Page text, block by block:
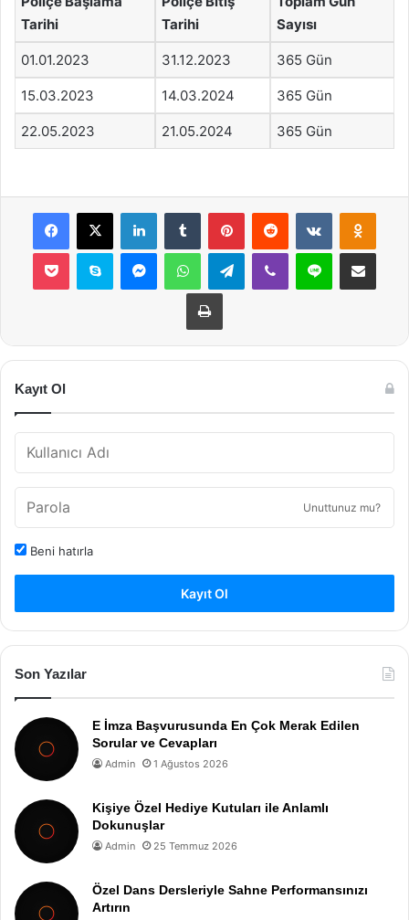
Tarihi
Tarihi
Sayısı
01.01.2023 31.12.2023 365 Gün
15.03.2023 14.03.2024 365 Gün
22.05.2023 21.05.2024 365 Gün
Facebook
X LinkedInTumblr PinterestReddit VKontakte
Pocket Skype MessengerWhatsAppTelegramViber Line E-Posta ile
Yazdır
Kayıt Ol
Unuttunuz mu?
Beni hatırla
Kayıt Ol
Son Yazılar
E İmza Başvurusunda En Çok Merak Edilen
Sorular ve Cevapları
Admin 1 Ağustos 2026
Kişiye Özel Hediye Kutuları ile Anlamlı
Dokunuşlar
Admin 25 Temmuz 2026
Özel Dans Dersleriyle Sahne Performansınızı
Artırın